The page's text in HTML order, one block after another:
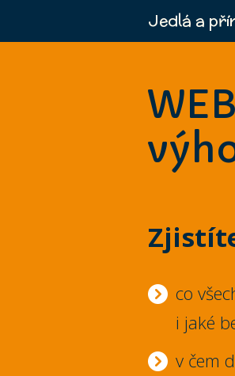
Jedlá a
co
i jaké
v čem